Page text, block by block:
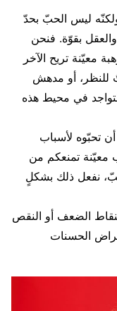
ليس الحبّ بحدّ
بقوّة. فنحن
معيّنة تريح الآخر
أو مدهش
في محيط هذه
تحبّوه لأسباب
معيّنة تمنعكم من
نفعل ذلك بشكلٍ
الضعف أو النقص
الحسنات